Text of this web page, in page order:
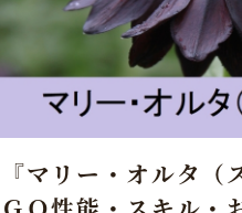
『マリー・オルタ（